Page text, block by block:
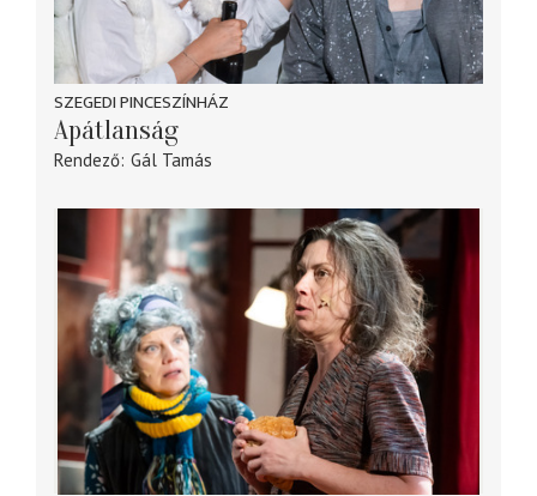
SZEGEDI PINCESZÍNHÁZ
Apátlanság
Rendező Gál Tamás